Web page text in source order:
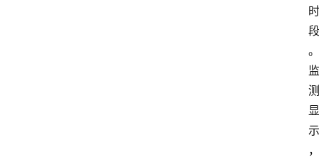
时
段
。
监
测
显
示
，